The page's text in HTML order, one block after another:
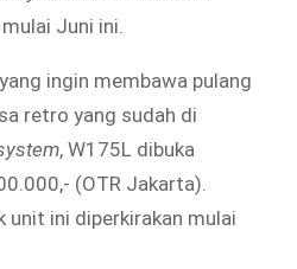
Juni ini.
ingin membawa pulang
retro yang sudah di
, W175L dibuka
(OTR Jakarta).
unit ini diperkirakan mulai